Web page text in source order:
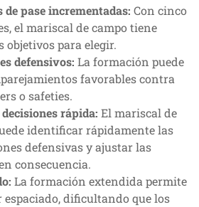
de pase incrementadas: Con cinco
el mariscal de campo tiene
objetivos para elegir.
defensivos: La formación puede
favorables contra
o safeties.
rápida: El mariscal de
identificar rápidamente las
defensivas y ajustar las
consecuencia.
La formación extendida permite
espaciado, dificultando que los